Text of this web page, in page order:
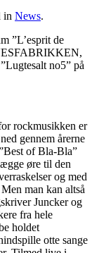
in News.
”L’esprit de
no5” på
rockmusikken er
gennem årerne
of Bla-Bla”
øre til den
og med
man kan altså
Juncker og
fra hele
holdet
otte sange